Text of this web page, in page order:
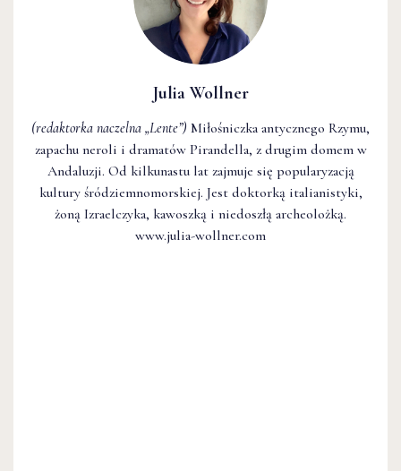
Julia Wollner
(redaktorka naczelna „Lente”) Miłośniczka antycznego Rzymu,
zapachu neroli i dramatów Pirandella, z drugim domem w
Andaluzji. Od kilkunastu lat zajmuje się popularyzacją
kultury śródziemnomorskiej. Jest doktorką italianistyki,
żoną Izraelczyka, kawoszką i niedoszłą archeolożką.
www.julia-wollner.com